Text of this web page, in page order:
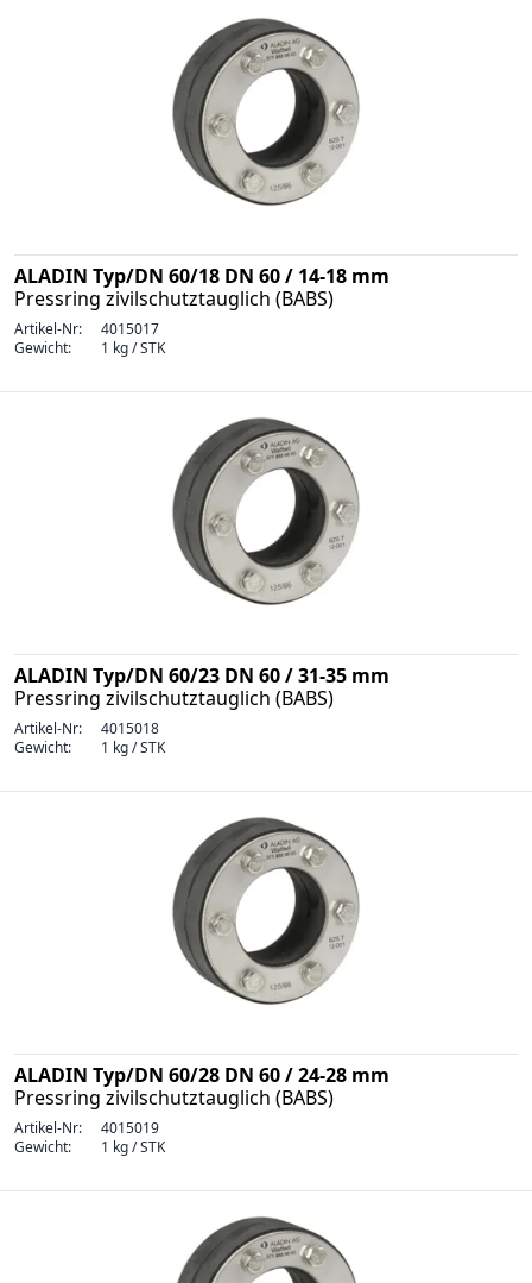
ALADIN Typ/DN 60/18 DN 60 / 14-18 mm
Pressring zivilschutztauglich (BABS)
Artikel-Nr:
4015017
Gewicht:
1 kg / STK
ALADIN Typ/DN 60/23 DN 60 / 31-35 mm
Pressring zivilschutztauglich (BABS)
Artikel-Nr:
4015018
Gewicht:
1 kg / STK
ALADIN Typ/DN 60/28 DN 60 / 24-28 mm
Pressring zivilschutztauglich (BABS)
Artikel-Nr:
4015019
Gewicht:
1 kg / STK